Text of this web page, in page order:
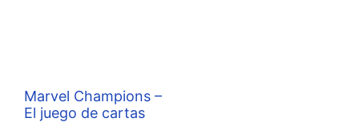
Marvel Champions –
El juego de cartas